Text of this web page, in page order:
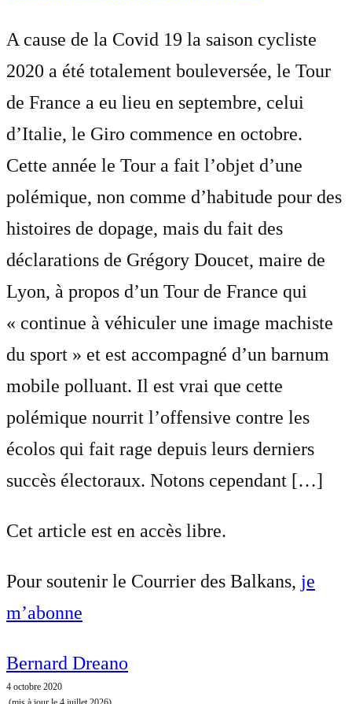
A cause de la Covid 19 la saison cycliste
2020 a été totalement bouleversée, le Tour
de France a eu lieu en septembre, celui
d’Italie, le Giro commence en octobre.
Cette année le Tour a fait l’objet d’une
polémique, non comme d’habitude pour des
histoires de dopage, mais du fait des
déclarations de Grégory Doucet, maire de
Lyon, à propos d’un Tour de France qui
« continue à véhiculer une image machiste
du sport » et est accompagné d’un barnum
mobile polluant. Il est vrai que cette
polémique nourrit l’offensive contre les
écolos qui fait rage depuis leurs derniers
succès électoraux. Notons cependant […]
Cet article est en accès libre.
Pour soutenir le Courrier des Balkans, je
m’abonne
Bernard Dreano
4 octobre 2020